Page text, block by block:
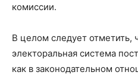
комиссии.
В целом следует отметить,
электоральная система
как в законодательном